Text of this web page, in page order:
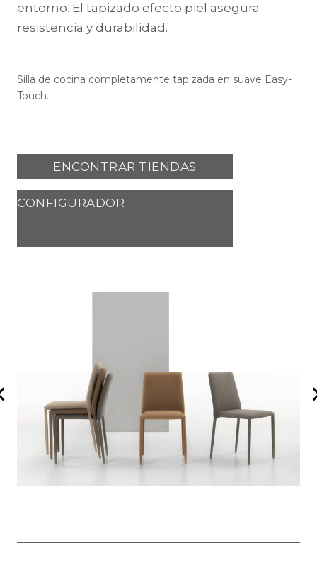
entorno. El tapizado efecto piel asegura
resistencia y durabilidad.
Silla de cocina completamente tapizada en suave Easy-
Touch.
ENCONTRAR TIENDAS
CONFIGURADOR